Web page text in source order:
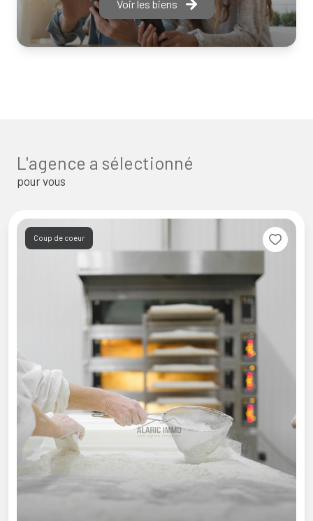
Voir les biens
L'agence a sélectionné
pour vous
Coup de coeur